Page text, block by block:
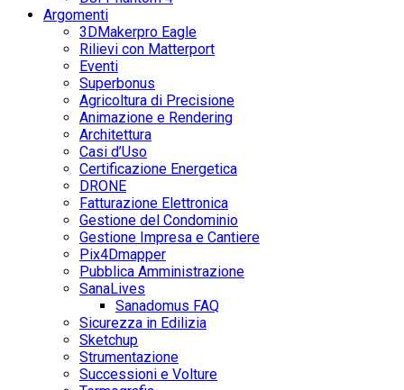
Argomenti
3DMakerpro Eagle
Rilievi con Matterport
Eventi
Superbonus
Agricoltura di Precisione
Animazione e Rendering
Architettura
Casi d’Uso
Certificazione Energetica
DRONE
Fatturazione Elettronica
Gestione del Condominio
Gestione Impresa e Cantiere
Pix4Dmapper
Pubblica Amministrazione
SanaLives
Sanadomus FAQ
Sicurezza in Edilizia
Sketchup
Strumentazione
Successioni e Volture